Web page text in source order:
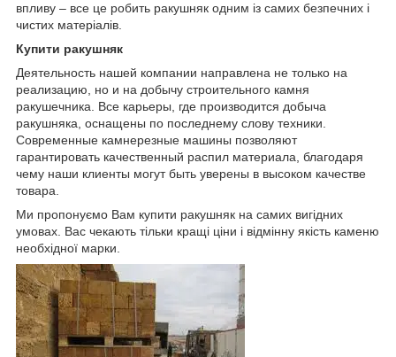
впливу – все це робить ракушняк одним із самих безпечних і
чистих матеріалів.
Купити ракушняк
Деятельность нашей компании направлена не только на
реализацию, но и на добычу строительного камня
ракушечника. Все карьеры, где производится добыча
ракушняка, оснащены по последнему слову техники.
Современные камнерезные машины позволяют
гарантировать качественный распил материала, благодаря
чему наши клиенты могут быть уверены в высоком качестве
товара.
Ми пропонуємо Вам купити ракушняк на самих вигідних
умовах. Вас чекають тільки кращі ціни і відмінну якість каменю
необхідної марки.